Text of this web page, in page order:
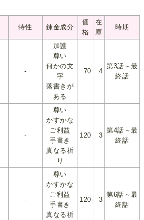
特性 錬金成分
価
格
在
庫
時期
-
加護
尊い
何かの文
字
落書きが
ある
70 4
第3話～最
終話
-
尊い
かすかな
ご利益
手書き
真なる祈
り
120 3
第4話～最
終話
-
尊い
かすかな
ご利益
手書き
真なる祈
120 3
第6話～最
終話